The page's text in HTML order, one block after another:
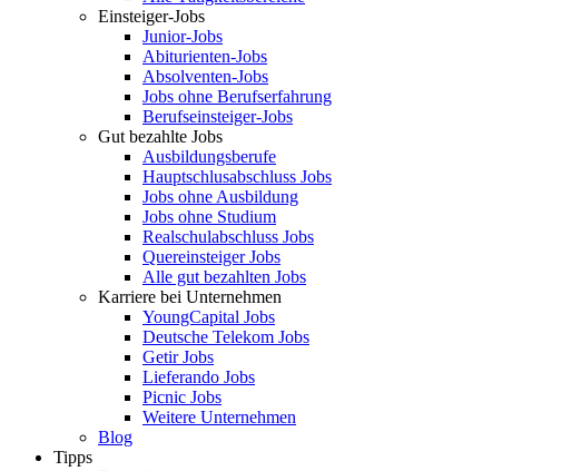
Einsteiger-Jobs
Junior-Jobs
Abiturienten-Jobs
Absolventen-Jobs
Jobs ohne Berufserfahrung
Berufseinsteiger-Jobs
Gut bezahlte Jobs
Ausbildungsberufe
Hauptschlusabschluss Jobs
Jobs ohne Ausbildung
Jobs ohne Studium
Realschulabschluss Jobs
Quereinsteiger Jobs
Alle gut bezahlten Jobs
Karriere bei Unternehmen
YoungCapital Jobs
Deutsche Telekom Jobs
Getir Jobs
Lieferando Jobs
Picnic Jobs
Weitere Unternehmen
Blog
Tipps